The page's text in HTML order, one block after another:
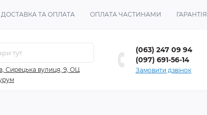
ДОСТАВКА ТА ОПЛАТА ОПЛАТА ЧАСТИНАМИ ГАРАНТІЯ
Сирецька вулиця, 9, ОЦ
(063) 247 09 94
(097) 691-56-14
Замовити дзвінок